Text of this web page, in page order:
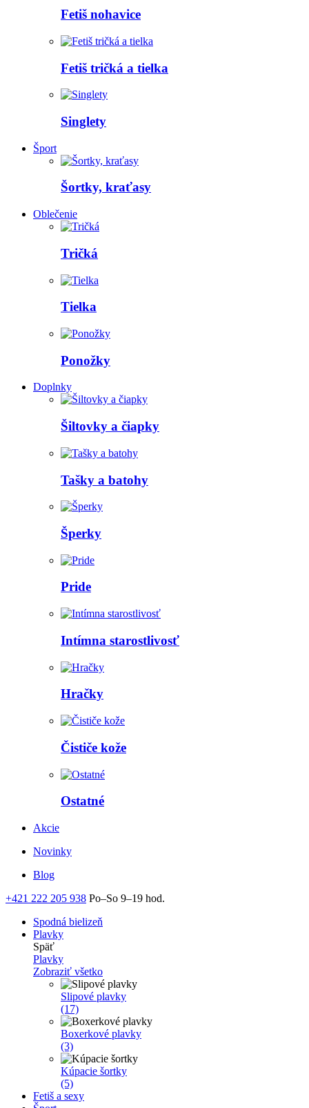
Fetiš nohavice
Fetiš tričká a tielka
Singlety
Šport
Šortky, kraťasy
Oblečenie
Tričká
Tielka
Ponožky
Doplnky
Šiltovky a čiapky
Tašky a batohy
Šperky
Pride
Intímna starostlivosť
Hračky
Čističe kože
Ostatné
Akcie
Novinky
Blog
+421 222 205 938 Po–So 9–19 hod.
Spodná bielizeň
Plavky
Späť
Plavky
Zobraziť všetko
Slipové plavky
(17)
Boxerkové plavky
(3)
Kúpacie šortky
(5)
Fetiš a sexy